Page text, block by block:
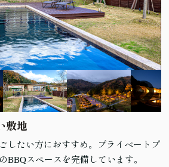
敷地
したい方におすすめ。プライベートプ
BBQスペースを完備しています。